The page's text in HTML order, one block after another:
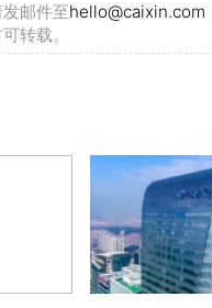
邮件至hello@caixin.com
转载。